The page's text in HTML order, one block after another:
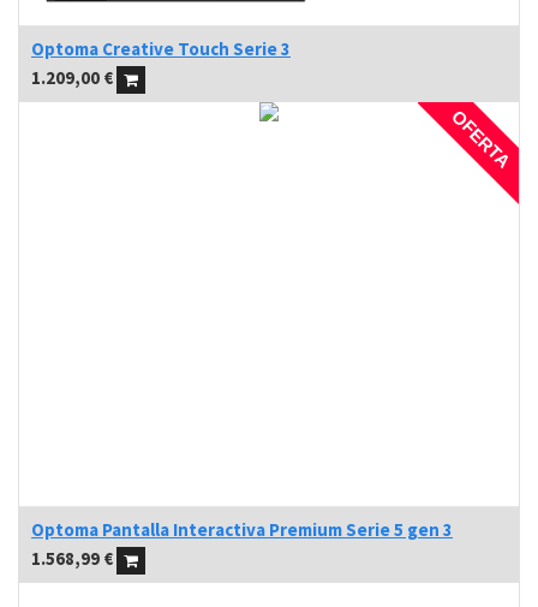
Optoma Creative Touch Serie 3
1.209,00 €
OFERTA
Optoma Pantalla Interactiva Premium Serie 5 gen 3
1.568,99 €